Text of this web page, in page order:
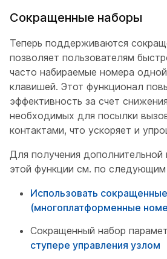
Сокращенные наборы
Теперь поддерживаются
позволяет пользователям
часто набираемые номера
клавишей. Этот функционал
эффективность за счет
необходимых для посылки
контактами, что ускоряет и
Для получения
этой функции см. по
Использовать
(многоплатформенные
Сокращенный набор
ступере управления узлом